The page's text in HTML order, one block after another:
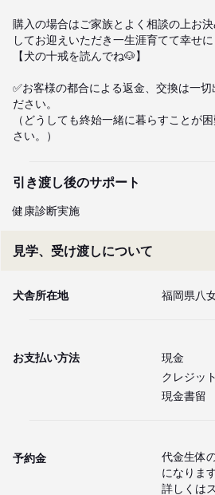
購入の場合はご家族とよく相談の上お
してお迎えいただき一生涯育てて幸せ
【犬の十戒を読んでね🐶】
✅お客様の都合による返金、交換は一
ださい。
（どうしても終始一緒に暮らすことが
さい。）
引き渡し後のサポート
健康診断実施
見学、受け渡しについて
犬舎所在地 福岡県八
お支払い方法
現金
クレジッ
現金書留
予約金
代金生体
になりま
詳しくは